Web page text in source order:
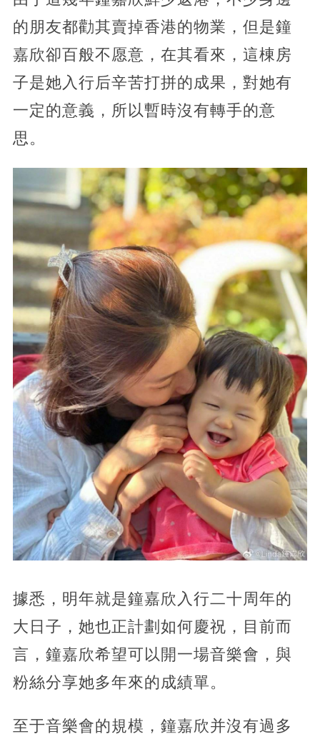
的朋友都勸其賣掉香港的物業，但是鐘
嘉欣卻百般不愿意，在其看來，這棟房
子是她入行后辛苦打拼的成果，對她有
一定的意義，所以暫時沒有轉手的意
思。
據悉，明年就是鐘嘉欣入行二十周年的
大日子，她也正計劃如何慶祝，目前而
言，鐘嘉欣希望可以開一場音樂會，與
粉絲分享她多年來的成績單。
至于音樂會的規模，鐘嘉欣并沒有過多